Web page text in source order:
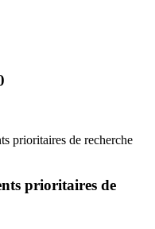
prioritaires de recherche
prioritaires de